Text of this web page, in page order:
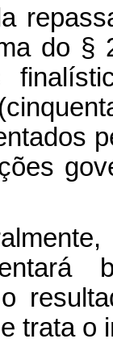
do §
trata o